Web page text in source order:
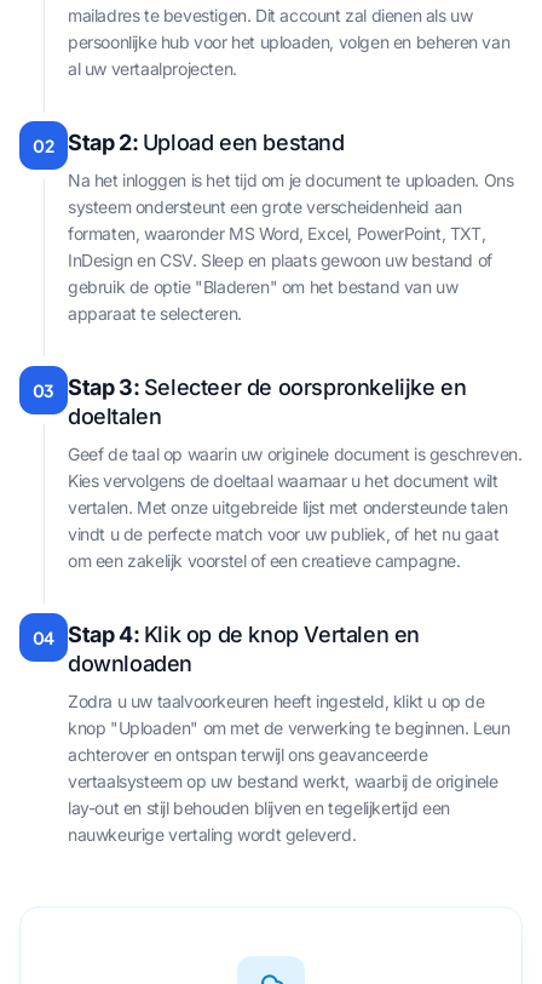
mailadres te bevestigen. Dit account zal dienen als uw
persoonlijke hub voor het uploaden, volgen en beheren van
al uw vertaalprojecten.
02 Stap 2: Upload een bestand
Na het inloggen is het tijd om je document te uploaden. Ons
systeem ondersteunt een grote verscheidenheid aan
formaten, waaronder MS Word, Excel, PowerPoint, TXT,
InDesign en CSV. Sleep en plaats gewoon uw bestand of
gebruik de optie "Bladeren" om het bestand van uw
apparaat te selecteren.
03 Stap 3: Selecteer de oorspronkelijke en
doeltalen
Geef de taal op waarin uw originele document is geschreven.
Kies vervolgens de doeltaal waarnaar u het document wilt
vertalen. Met onze uitgebreide lijst met ondersteunde talen
vindt u de perfecte match voor uw publiek, of het nu gaat
om een zakelijk voorstel of een creatieve campagne.
04 Stap 4: Klik op de knop Vertalen en
downloaden
Zodra u uw taalvoorkeuren heeft ingesteld, klikt u op de
knop "Uploaden" om met de verwerking te beginnen. Leun
achterover en ontspan terwijl ons geavanceerde
vertaalsysteem op uw bestand werkt, waarbij de originele
lay-out en stijl behouden blijven en tegelijkertijd een
nauwkeurige vertaling wordt geleverd.